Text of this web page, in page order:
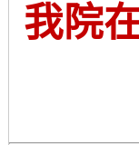
我院